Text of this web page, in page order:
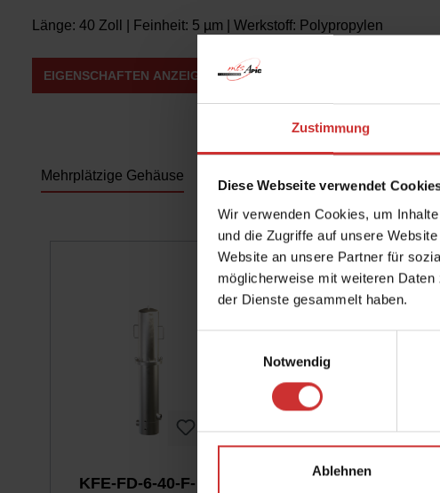
Zustimmung
Diese Webseite verwendet
Wir verwenden Cookies, um
und die Zugriffe auf unsere
Website an unsere Partner für
möglicherweise mit weiteren
der Dienste gesammelt haben.
Notwendig
Ablehnen
Länge: 40 Zoll | Feinheit: 5 µm | Werkstoff: Polypropylen
EIGENSCHAFTEN ANZEIGEN
Mehrplätzige Gehäuse
KFE-FD-6-40-F-